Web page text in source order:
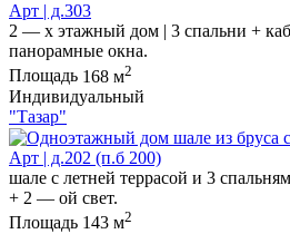
Арт | д.303
2 — х этажный дом | 3 спальни +
панорамные окна.
Площадь 168 м2
Индивидуальный
"Тазар"
Арт | д.202 (п.б 200)
шале с летней террасой и 3
+ 2 — ой свет.
Площадь 143 м2